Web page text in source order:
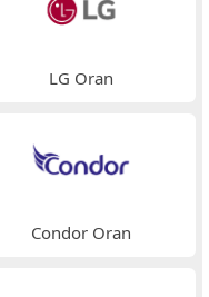
LG Oran
Condor Oran